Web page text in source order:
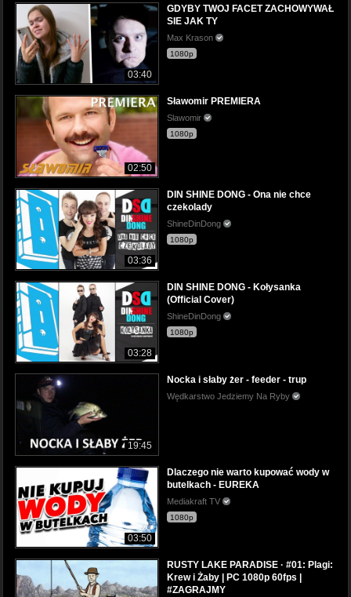
03:40
GDYBY TWOJ FACET ZACHOWYWAŁ
SIE JAK TY
Max Krason
1080p
02:50
Sławomir PREMIERA
Slawomir
1080p
03:36
DIN SHINE DONG - Ona nie chce
czekolady
ShineDinDong
1080p
03:28
DIN SHINE DONG - Kołysanka
(Official Cover)
ShineDinDong
1080p
19:45
Nocka i słaby żer - feeder - trup
Wędkarstwo Jedziemy Na Ryby
03:50
Dlaczego nie warto kupować wody w
butelkach - EUREKA
Mediakraft TV
1080p
RUSTY LAKE PARADISE · #01: Plagi:
Krew i Żaby | PC 1080p 60fps |
#ZAGRAJMY